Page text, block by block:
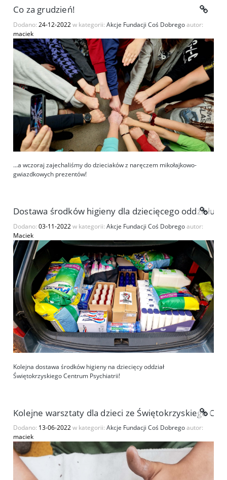
Co za grudzień!
Dodano: 24-12-2022w kategorii: Akcje Fundacji Coś Dobregoautor:
maciek
...a wczoraj zajechaliśmy do dzieciaków z naręczem mikołajkowo-
gwiazdkowych prezentów!
Dostawa środków higieny dla dziecięcego oddziału
Dodano: 03-11-2022w kategorii: Akcje Fundacji Coś Dobregoautor:
Maciek
Kolejna dostawa środków higieny na dziecięcy oddział
Świętokrzyskiego Centrum Psychiatrii!
Kolejne warsztaty dla dzieci ze Świętokrzyskiego
Dodano: 13-06-2022w kategorii: Akcje Fundacji Coś Dobregoautor:
maciek